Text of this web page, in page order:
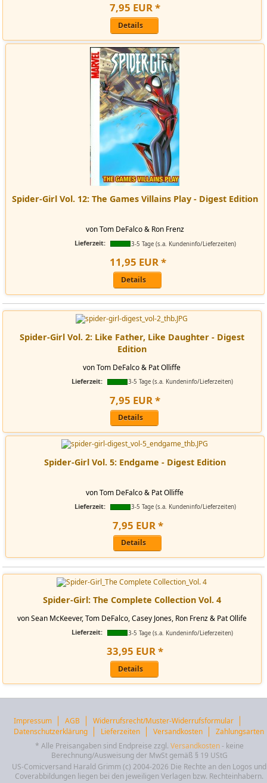
7,95 EUR*
Details
Spider-Girl Vol. 12: The Games Villains Play - Digest Edition
von Tom DeFalco & Ron Frenz
Lieferzeit: 3-5 Tage (s.a. Kundeninfo/Lieferzeiten)
11,95 EUR*
Details
Spider-Girl Vol. 2: Like Father, Like Daughter - Digest
Edition
von Tom DeFalco & Pat Olliffe
Lieferzeit: 3-5 Tage (s.a. Kundeninfo/Lieferzeiten)
7,95 EUR*
Details
Spider-Girl Vol. 5: Endgame - Digest Edition
von Tom DeFalco & Pat Olliffe
Lieferzeit: 3-5 Tage (s.a. Kundeninfo/Lieferzeiten)
7,95 EUR*
Details
Spider-Girl: The Complete Collection Vol. 4
von Sean McKeever, Tom DeFalco, Casey Jones, Ron Frenz & Pat Ollife
Lieferzeit: 3-5 Tage (s.a. Kundeninfo/Lieferzeiten)
33,95 EUR*
Details
Impressum AGB
Widerrufsrecht/Muster-Widerrufsformular
Datenschutzerklärung
Lieferzeiten Versandkosten
Zahlungsarten
* Alle Preisangaben sind Endpreise zzgl. Versandkosten- keine
Berechnung/Ausweisung der MwSt gemäß § 19 UStG
US-Comicversand Harald Grimm (c) 2004-2026 Die Rechte an den Logos und
Coverabbildungen liegen bei den jeweiligen Verlagen bzw. Rechteinhabern.